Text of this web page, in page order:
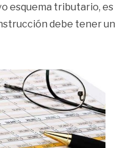
esquema tributario, es
debe tener un